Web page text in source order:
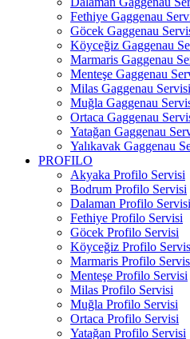
Fethiye Gaggenau
Göcek Gaggenau
Köyceğiz Gaggenau
Marmaris Gaggenau
Menteşe Gaggenau
Milas Gaggenau Servisi
Muğla Gaggenau
Ortaca Gaggenau
Yatağan Gaggenau
Yalıkavak Gaggenau
PROFILO
Akyaka Profilo Servisi
Bodrum Profilo Servisi
Dalaman Profilo Servisi
Fethiye Profilo Servisi
Göcek Profilo Servisi
Köyceğiz Profilo
Marmaris Profilo
Menteşe Profilo Servisi
Milas Profilo Servisi
Muğla Profilo Servisi
Ortaca Profilo Servisi
Yatağan Profilo Servisi